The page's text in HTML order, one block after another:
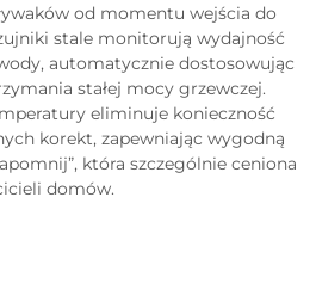
od momentu wejścia do
stale monitorują wydajność
automatycznie dostosowując
stałej mocy grzewczej.
eliminuje konieczność
korekt, zapewniając wygodną
która szczególnie ceniona
domów.